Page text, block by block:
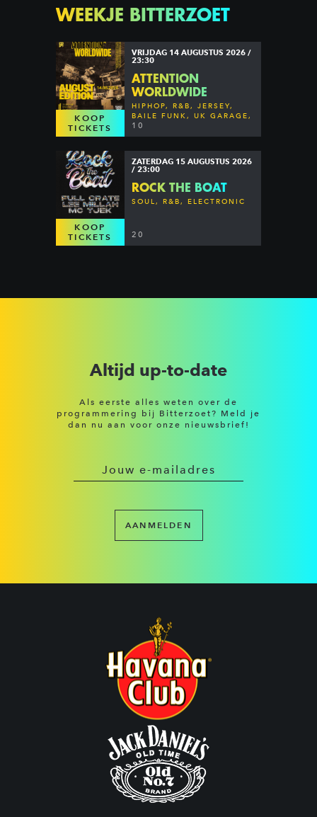
WEEKJE BITTERZOET
KOOP
TICKETS
VRIJDAG 14 AUGUSTUS 2026 /
23:30
ATTENTION
WORLDWIDE
HIPHOP, R&B, JERSEY,
BAILE FUNK, UK GARAGE,
DANCEHALL & MORE
10
KOOP
TICKETS
ZATERDAG 15 AUGUSTUS 2026
/ 23:00
ROCK THE BOAT
SOUL, R&B, ELECTRONIC
20
Altijd up-to-date
Als eerste alles weten over de
programmering bij Bitterzoet? Meld je
dan nu aan voor onze nieuwsbrief!
AANMELDEN